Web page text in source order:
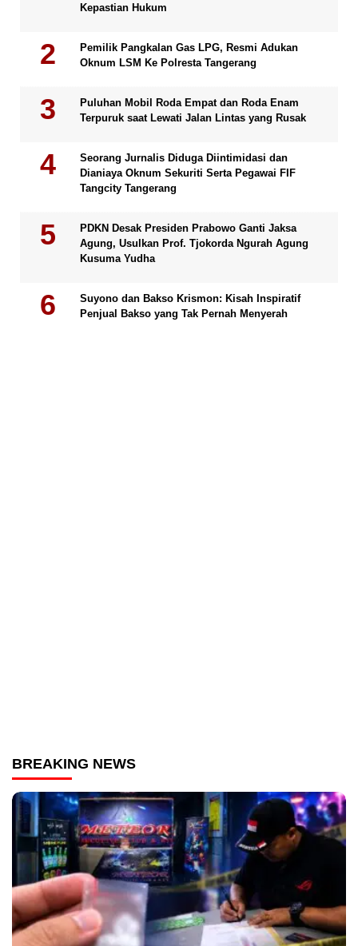
Kepastian Hukum
Pemilik Pangkalan Gas LPG, Resmi Adukan
Oknum LSM Ke Polresta Tangerang
Puluhan Mobil Roda Empat dan Roda Enam
Terpuruk saat Lewati Jalan Lintas yang Rusak
Seorang Jurnalis Diduga Diintimidasi dan
Dianiaya Oknum Sekuriti Serta Pegawai FIF
Tangcity Tangerang
PDKN Desak Presiden Prabowo Ganti Jaksa
Agung, Usulkan Prof. Tjokorda Ngurah Agung
Kusuma Yudha
Suyono dan Bakso Krismon: Kisah Inspiratif
Penjual Bakso yang Tak Pernah Menyerah
BREAKING NEWS